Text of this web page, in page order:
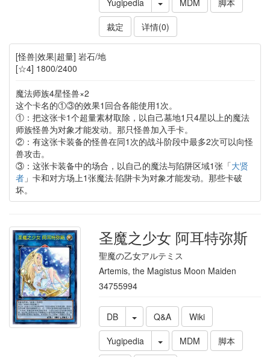
Yugipedia MDM
脚本
裁定
详情(0)
[怪兽|效果|超量] 岩石/地
[☆4] 1800/2400
魔法师族4星怪兽×2
这个卡名的①③的效果1回合各能使用1次。
①：把这张卡1个超量素材取除，以自己墓地1只4星以上的魔法
师族怪兽为对象才能发动。那只怪兽加入手卡。
②：有这张卡装备的怪兽在同1次的战斗阶段中最多2次可以向怪
兽攻击。
③：这张卡装备中的场合，以自己的魔法与陷阱区域1张「大贤
者」卡和对方场上1张魔法·陷阱卡为对象才能发动。那些卡破
坏。
圣魔之少女 阿耳特弥斯
聖魔の乙女アルテミス
Artemis, the Magistus Moon Maiden
34755994
DB Q&A
Wiki
Yugipedia
MDM
脚本